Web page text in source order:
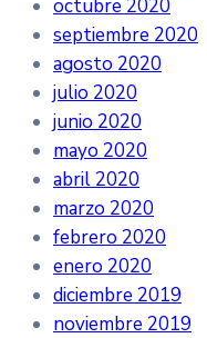
octubre 2020
septiembre 2020
agosto 2020
julio 2020
junio 2020
mayo 2020
abril 2020
marzo 2020
febrero 2020
enero 2020
diciembre 2019
noviembre 2019